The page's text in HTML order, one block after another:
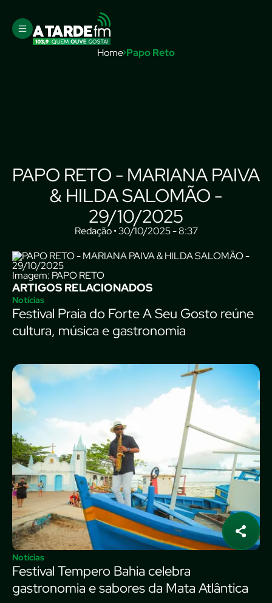
Home Papo Reto
PAPO RETO - MARIANA PAIVA
& HILDA SALOMÃO -
29/10/2025
Redação • 30/10/2025 - 8:37
Imagem: PAPO RETO
ARTIGOS RELACIONADOS
Notícias
Festival Praia do Forte A Seu Gosto reúne
cultura, música e gastronomia
Notícias
Festival Tempero Bahia celebra
gastronomia e sabores da Mata Atlântica